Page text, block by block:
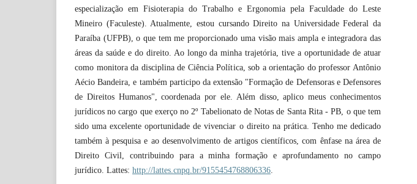
especialização em Fisioterapia do Trabalho e Ergonomia pela Faculdade do Leste
Mineiro (Faculeste). Atualmente, estou cursando Direito na Universidade Federal da
Paraíba (UFPB), o que tem me proporcionado uma visão mais ampla e integradora das
áreas da saúde e do direito. Ao longo da minha trajetória, tive a oportunidade de atuar
como monitora da disciplina de Ciência Política, sob a orientação do professor Antônio
Aécio Bandeira, e também participo da extensão "Formação de Defensoras e Defensores
de Direitos Humanos", coordenada por ele. Além disso, aplico meus conhecimentos
jurídicos no cargo que exerço no 2º Tabelionato de Notas de Santa Rita - PB, o que tem
sido uma excelente oportunidade de vivenciar o direito na prática. Tenho me dedicado
também à pesquisa e ao desenvolvimento de artigos científicos, com ênfase na área de
Direito Civil, contribuindo para a minha formação e aprofundamento no campo
jurídico. Lattes: http://lattes.cnpq.br/9155454768806336.